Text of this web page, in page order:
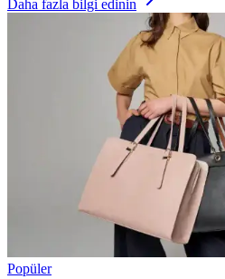
Daha fazla bilgi edinin
Popüler